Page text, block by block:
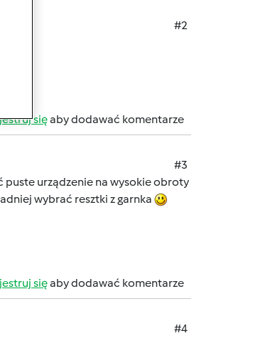
#2
sięaby dodawać komentarze
#3
puste urządzenie na wysokie obroty
wybrać resztki z garnka
sięaby dodawać komentarze
#4